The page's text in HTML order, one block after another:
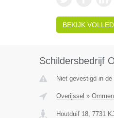
BEKIJK
Schildersbedrijf
Niet gevestigd in
Overijssel » Ommen
Houtduif 18, 7731